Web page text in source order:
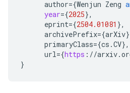
author={Wenjun Zeng
year={2025},
eprint={2504.01081 },
archivePrefix={arXiv}
primaryClass={cs .CV},
url={https : //arxiv.
}